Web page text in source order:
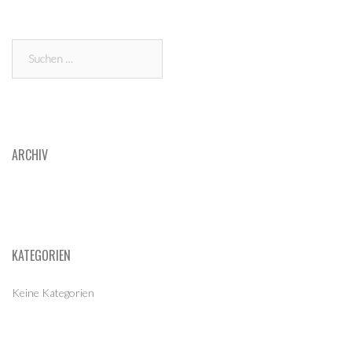
nach:
ARCHIV
KATEGORIEN
Keine Kategorien